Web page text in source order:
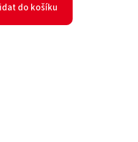
do košíku